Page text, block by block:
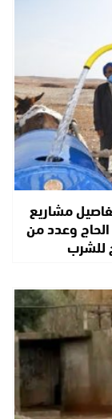
درهم.. تفاصيل مشاريع
وعدد من
للشرب